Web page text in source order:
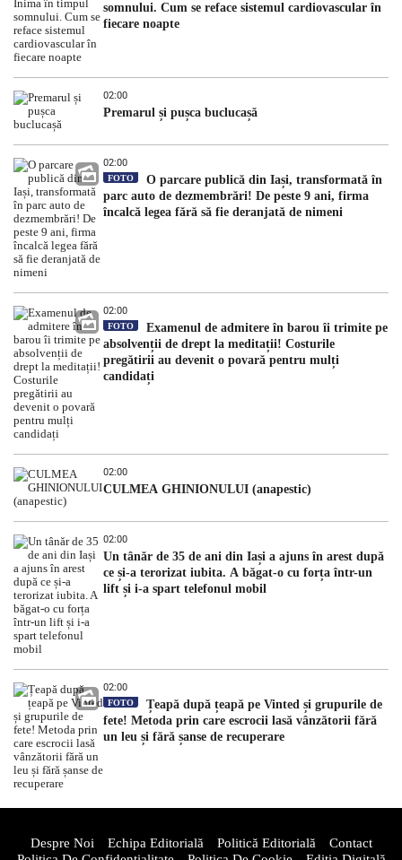
somnului. Cum se reface sistemul cardiovascular în
fiecare noapte
02:00
Premarul și pușca buclucașă
02:00
FOTO
O parcare publică din Iași, transformată în
parc auto de dezmembrări! De peste 9 ani, firma
încalcă legea fără să fie deranjată de nimeni
02:00
FOTO
Examenul de admitere în barou îi trimite pe
absolvenții de drept la meditații! Costurile
pregătirii au devenit o povară pentru mulți
candidați
02:00
CULMEA GHINIONULUI (anapestic)
02:00
Un tânăr de 35 de ani din Iași a ajuns în arest după
ce și-a terorizat iubita. A băgat-o cu forța într-un
lift și i-a spart telefonul mobil
02:00
FOTO
Țeapă după țeapă pe Vinted și grupurile de
fete! Metoda prin care escrocii lasă vânzătorii fără
un leu și fără șanse de recuperare
Despre Noi Echipa Editorială Politică Editorială
Contact